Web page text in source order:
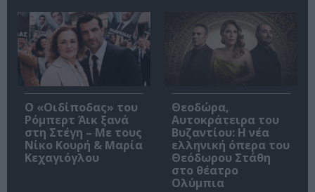
O «Οιδίποδας» του
Ρόμπερτ Άικ ξανά
στη Στέγη – Με τους
Νίκο Κουρή & Μαρία
Κεχαγιόγλου
Θεοδώρα,
Αυτοκράτειρα του
Βυζαντίου: Η νέα
ελληνική όπερα του
Θεόδωρου Στάθη
στο θέατρο
Ολύμπια